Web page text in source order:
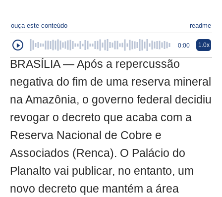
ouça este conteúdo readme
0:00 1.0x
BRASÍLIA — Após a repercussão
negativa do fim de uma reserva mineral
na Amazônia, o governo federal decidiu
revogar o decreto que acaba com a
Reserva Nacional de Cobre e
Associados (Renca). O Palácio do
Planalto vai publicar, no entanto, um
novo decreto que mantém a área